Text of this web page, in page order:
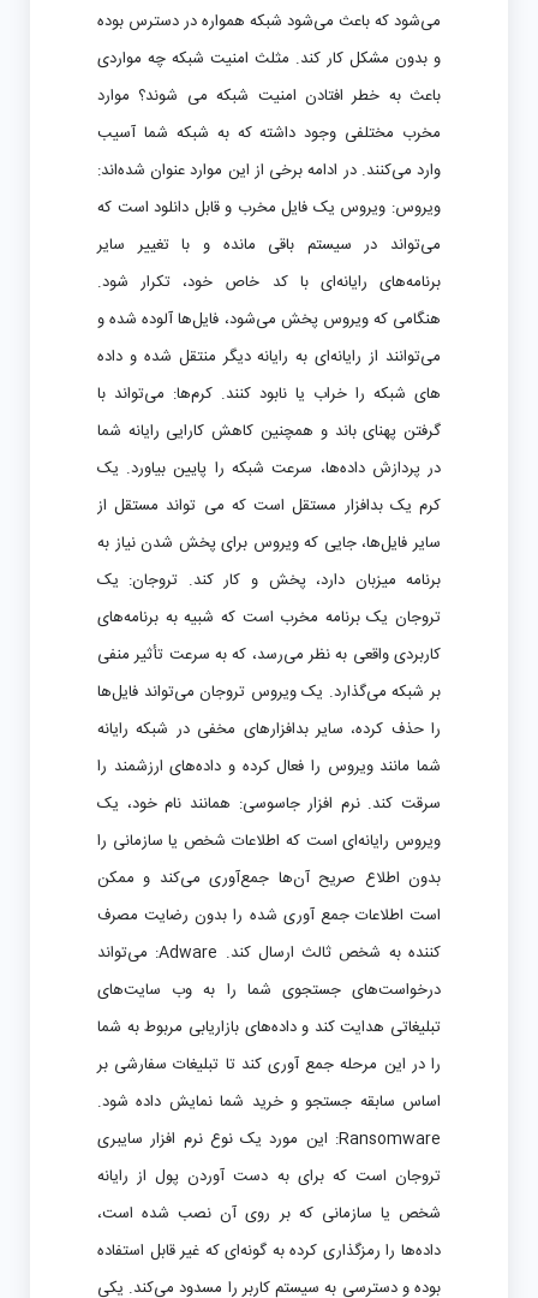
می‌شود که باعث می‌شود شبکه همواره در دسترس بوده
و بدون مشکل کار کند. مثلث امنیت شبکه چه مواردی
باعث به خطر افتادن امنیت شبکه می شوند؟ موارد
مخرب مختلفی وجود داشته که به شبکه شما آسیب
وارد می‌کنند. در ادامه برخی از این موارد عنوان شده‌اند:
ویروس: ویروس یک فایل مخرب و قابل دانلود است که
می‌تواند در سیستم باقی مانده و با تغییر سایر
برنامه‌های رایانه‌ای با کد خاص خود، تکرار شود.
هنگامی که ویروس پخش می‌شود، فایل‌ها آلوده شده و
می‌توانند از رایانه‌ای به رایانه دیگر منتقل شده و داده
های شبکه را خراب یا نابود کنند. کرم‌ها: می‌تواند با
گرفتن پهنای باند و همچنین کاهش کارایی رایانه شما
در پردازش داده‌ها، سرعت شبکه را پایین بیاورد. یک
کرم یک بدافزار مستقل است که می تواند مستقل از
سایر فایل‌ها، جایی که ویروس برای پخش شدن نیاز به
برنامه میزبان دارد، پخش و کار کند. تروجان: یک
تروجان یک برنامه مخرب است که شبیه به برنامه‌های
کاربردی واقعی به نظر می‌رسد، که به سرعت تأثیر منفی
بر شبکه می‌گذارد. یک ویروس تروجان می‌تواند فایل‌ها
را حذف کرده، سایر بدافزارهای مخفی در شبکه رایانه
شما مانند ویروس را فعال کرده و داده‌های ارزشمند را
سرقت کند. نرم افزار جاسوسی: همانند نام خود، یک
ویروس رایانه‌ای است که اطلاعات شخص یا سازمانی را
بدون اطلاع صریح آن‌ها جمع‌آوری می‌کند و ممکن
است اطلاعات جمع آوری شده را بدون رضایت مصرف
کننده به شخص ثالث ارسال کند. Adware: می‌تواند
درخواست‌های جستجوی شما را به وب سایت‌های
تبلیغاتی هدایت کند و داده‌های بازاریابی مربوط به شما
را در این مرحله جمع آوری کند تا تبلیغات سفارشی بر
اساس سابقه جستجو و خرید شما نمایش داده شود.
Ransomware: این مورد یک نوع نرم افزار سایبری
تروجان است که برای به دست آوردن پول از رایانه
شخص یا سازمانی که بر روی آن نصب شده است،
داده‌ها را رمزگذاری کرده به گونه‌ای که غیر قابل استفاده
بوده و دسترسی به سیستم کاربر را مسدود می‌کند. یکی